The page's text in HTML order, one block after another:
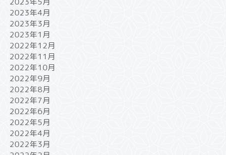
2023年4月
2023年3月
2023年1月
2022年12月
2022年11月
2022年10月
2022年9月
2022年8月
2022年7月
2022年6月
2022年5月
2022年4月
2022年3月